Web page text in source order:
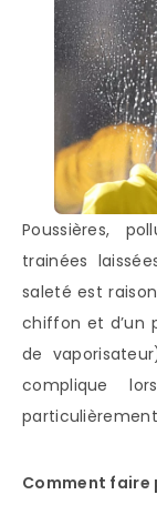
Poussières,
trainées
saleté est
chiffon et d’un
de
complique
Comment faire